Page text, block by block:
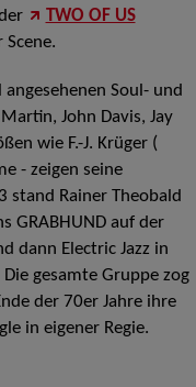
TWO OF US
Soul- und
John Davis, Jay
wie F.-J. Krüger (
- zeigen seine
stand Rainer Theobald
GRABHUND auf der
dann Electric Jazz in
gesamte Gruppe zog
der 70er Jahre ihre
in eigener Regie.